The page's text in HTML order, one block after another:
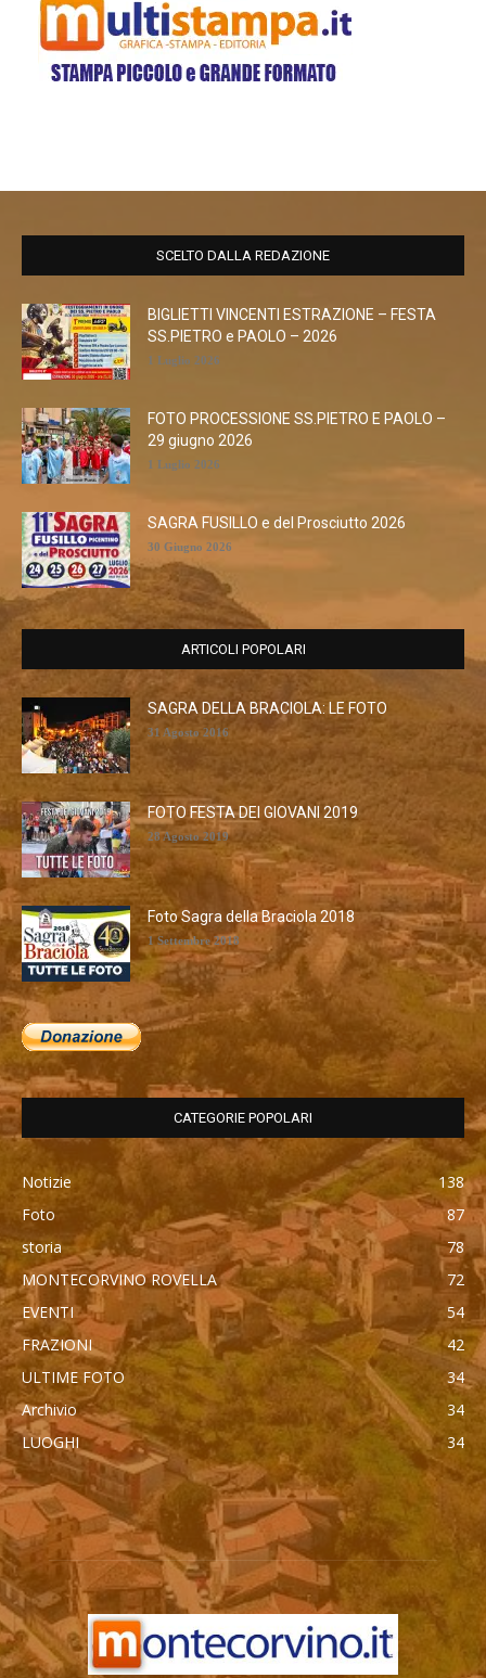
SCELTO DALLA REDAZIONE
BIGLIETTI VINCENTI ESTRAZIONE – FESTA
SS.PIETRO e PAOLO – 2026
1 Luglio 2026
FOTO PROCESSIONE SS.PIETRO E PAOLO –
29 giugno 2026
1 Luglio 2026
SAGRA FUSILLO e del Prosciutto 2026
30 Giugno 2026
ARTICOLI POPOLARI
SAGRA DELLA BRACIOLA: LE FOTO
31 Agosto 2016
FOTO FESTA DEI GIOVANI 2019
28 Agosto 2019
Foto Sagra della Braciola 2018
1 Settembre 2018
CATEGORIE POPOLARI
Notizie
138
Foto
87
storia
78
MONTECORVINO ROVELLA
72
EVENTI
54
FRAZIONI
42
ULTIME FOTO
34
Archivio
34
LUOGHI
34
автоновости
Mercedes Maybach GLS 600
Cadillac Escalade IQ 2026
Toyota Corolla Cross
Android Auto